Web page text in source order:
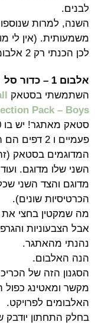
לבנים.
השנה, למרות שנוספו
משמעותית. (אין לי
לכן הכנתי רק 2 אלבומים.
אלבום 1 – כדור סל
השתמשתי בסטאק
Pack – Boys
פעמיים ו
המדוגמים בסטאק
השני שלו מדוגם.
מדוגם והצד השני
הכרטיסיות שונים).
מה שמקטין בחצי את
אבל הצבעוניות
נהנתי מהאתגר.
הנה האלבום.
מקשר ומאטינג כפול
האלבומים לפרויקט.
בחלק התחתון יודבק